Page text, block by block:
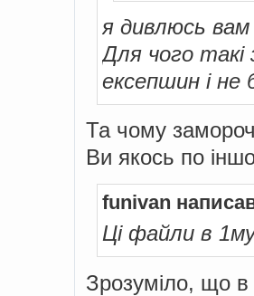
я дивлюсь
Для чого такі
ексепшин і не
Та чому
Ви якось по
funivan
Ці файли в
Зрозуміло, що в